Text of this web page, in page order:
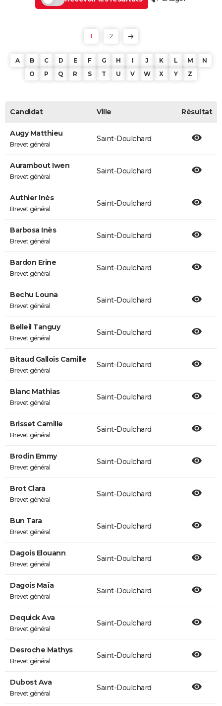
1 2
A B C D E F G H I J K L M
N
O
P Q R S T U V W X Y Z
Candidat Ville Résultat
Augy Matthieu
Brevet général
Saint-Doulchard
Aurambout Iwen
Brevet général
Saint-Doulchard
Authier Inès
Brevet général
Saint-Doulchard
Barbosa Inès
Brevet général
Saint-Doulchard
Bardon Erine
Brevet général
Saint-Doulchard
Bechu Louna
Brevet général
Saint-Doulchard
Belleil Tanguy
Brevet général
Saint-Doulchard
Bitaud Gallois Camille
Brevet général
Saint-Doulchard
Blanc Mathias
Brevet général
Saint-Doulchard
Brisset Camille
Brevet général
Saint-Doulchard
Brodin Emmy
Brevet général
Saint-Doulchard
Brot Clara
Brevet général
Saint-Doulchard
Bun Tara
Brevet général
Saint-Doulchard
Dagois Elouann
Brevet général
Saint-Doulchard
Dagois Maïa
Brevet général
Saint-Doulchard
Dequick Ava
Brevet général
Saint-Doulchard
Desroche Mathys
Brevet général
Saint-Doulchard
Dubost Ava
Brevet général
Saint-Doulchard